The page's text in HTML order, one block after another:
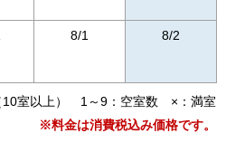
8/1 8/2
10室以上） 1～9：空室数 ×：満室
※料金は消費税込み価格です。